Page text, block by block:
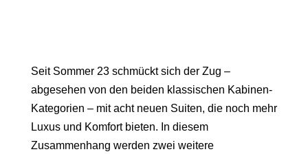
Seit Sommer 23 schmückt sich der Zug –
abgesehen von den beiden klassischen Kabinen-
Kategorien – mit acht neuen Suiten, die noch mehr
Luxus und Komfort bieten. In diesem
Zusammenhang werden zwei weitere